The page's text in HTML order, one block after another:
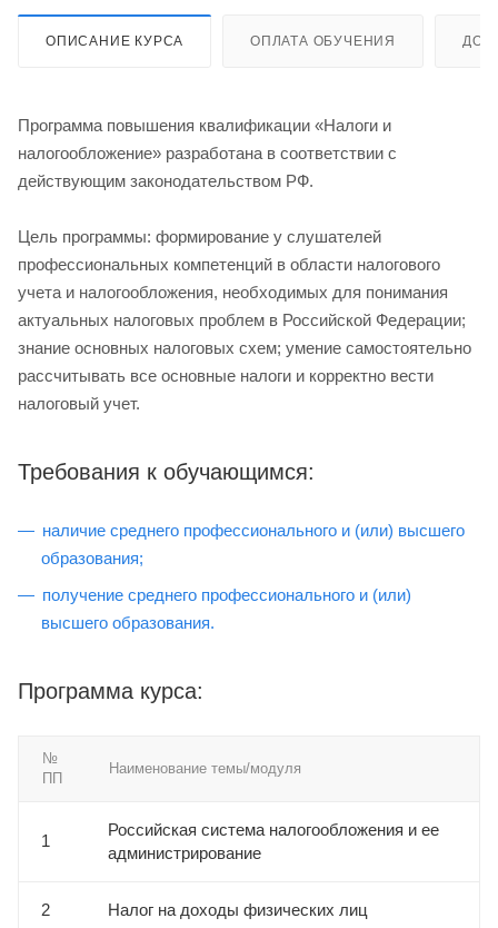
ОПИСАНИЕ КУРСА ОПЛАТА ОБУЧЕНИЯ
Программа повышения квалификации «Налоги и
налогообложение» разработана в соответствии с
действующим законодательством РФ.
Цель программы: формирование у слушателей
профессиональных компетенций в области налогового
учета и налогообложения, необходимых для понимания
актуальных налоговых проблем в Российской Федерации;
знание основных налоговых схем; умение самостоятельно
рассчитывать все основные налоги и корректно вести
налоговый учет.
Требования к обучающимся:
наличие среднего профессионального и (или) высшего
образования;
получение среднего профессионального и (или)
высшего образования.
Программа курса:
№
ПП
Наименование темы/модуля
1
Российская система налогообложения и ее
администрирование
2 Налог на доходы физических лиц